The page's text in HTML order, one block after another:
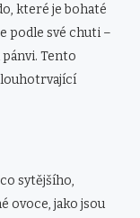
které je bohaté
podle své chuti –
Tento
sytějšího,
ovoce, jako jsou